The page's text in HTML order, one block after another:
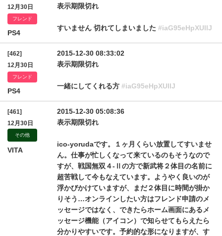
12月30日
フレンド
PS4
表示期限切れ
すいません 切れてしまいました #iaG95eHpXUllJ
[462]
12月30日
フレンド
PS4
2015-12-30 08:33:02
表示期限切れ
一緒にしてくれる方 #iaG95eHpXUllJ
[461]
12月30日
その他
VITA
2015-12-30 05:08:36
表示期限切れ
ico-yorudaです。１ヶ月くらい放置してすいませ
ん。仕事が忙しくなって来ているのもそうなので
すが、戦国無双４-Ⅱの方で新武将２体目の名前に
超苦戦して今もなえています。ようやく良いのが
浮かびかけていますが、まだ２体目に時間が掛か
りそう…オンラインしたい方はフレンド申請のメ
ッセージではなく、できたらホーム画面にあるメ
ッセージ機能（アイコン）で知らせてもらえたら
分かりやすいです。予約的な形になりますが、す